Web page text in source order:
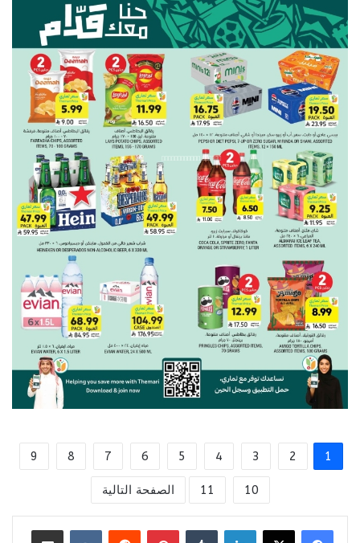
1
2
3
4
5
6
7
8
9
10
11 الصفحة التالية
لينكدإن بينتيريست مشاركة عبر البريد